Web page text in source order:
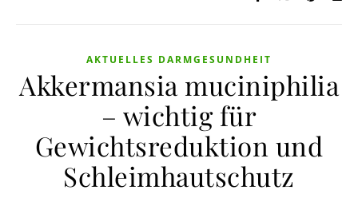
AKTUELLES DARMGESUNDHEIT
Akkermansia muciniphilia
– wichtig für
Gewichtsreduktion und
Schleimhautschutz